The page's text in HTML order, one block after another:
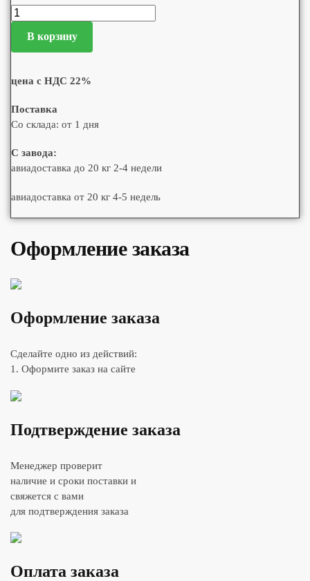
В корзину
цена с НДС 22%
Поставка
Со склада: от 1 дня
С завода:
авиадоставка до 20 кг 2-4 недели
авиадоставка от 20 кг 4-5 недель
Оформление заказа
Оформление заказа
Сделайте одно из действий:
1. Оформите заказ на сайте
Подтверждение заказа
Менеджер проверит
наличие и сроки поставки и
свяжется с вами
для подтверждения заказа
Оплата заказа